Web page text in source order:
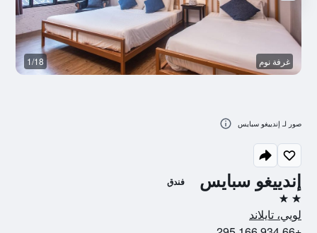
إندييغو سبايس فندق
2 نجمتين
لويي، تايلاند
غرفة نوم 1/18
صور لـ إندييغو سبايس